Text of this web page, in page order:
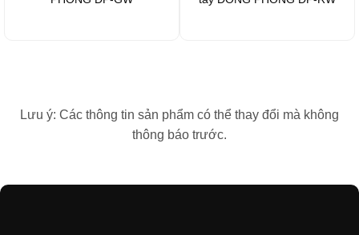
Lưu ý: Các thông tin sản phẩm có thể thay đổi mà không
thông báo trước.